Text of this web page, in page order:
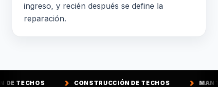
ingreso, y recién después se define la
reparación.
CONSTRUCCIÓN DE TECHOS MANTENCIÓN DE